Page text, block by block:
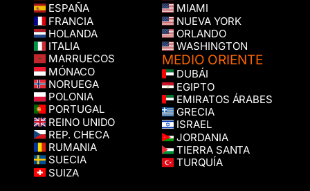
ESPAÑA
FRANCIA
HOLANDA
ITALIA
MARRUECOS
MÓNACO
NORUEGA
POLONIA
PORTUGAL
REINO UNIDO
REP. CHECA
RUMANIA
SUECIA
SUIZA
MIAMI
NUEVA YORK
ORLANDO
WASHINGTON
MEDIO ORIENTE
DUBÁI
EGIPTO
EMIRATOS ÁRABES
GRECIA
ISRAEL
JORDANIA
TIERRA SANTA
TURQUÍA